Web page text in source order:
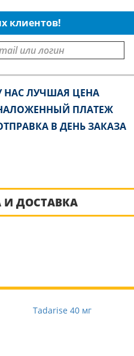
клиентов!
НАС ЛУЧШАЯ ЦЕНА
ПЛАТЕЖ
В ДЕНЬ ЗАКАЗА
И ДОСТАВКА
Tadarise 40 мг